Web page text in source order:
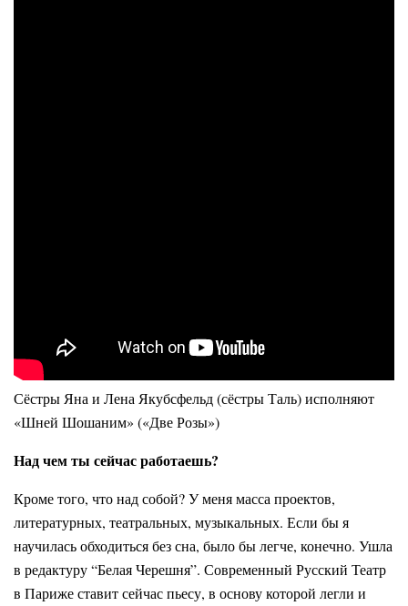
Сёстры Яна и Лена Якубсфельд (сёстры Таль) исполняют
«Шней Шошаним» («Две Розы»)
Над чем ты сейчас работаешь?
Кроме того, что над собой? У меня масса проектов,
литературных, театральных, музыкальных. Если бы я
научилась обходиться без сна, было бы легче, конечно. Ушла
в редактуру “Белая Черешня”. Современный Русский Театр
в Париже ставит сейчас пьесу, в основу которой легли и